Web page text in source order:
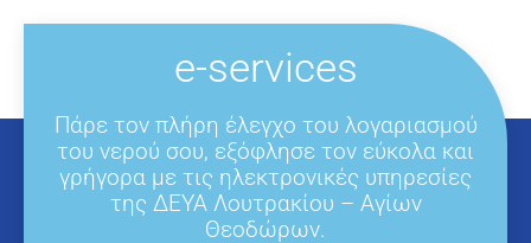
e-services
Πάρε τον πλήρη έλεγχο του λογαριασμού
του νερού σου, εξόφλησε τον εύκολα και
γρήγορα με τις ηλεκτρονικές υπηρεσίες
της ΔΕΥΑ Λουτρακίου – Αγίων
Θεοδώρων.